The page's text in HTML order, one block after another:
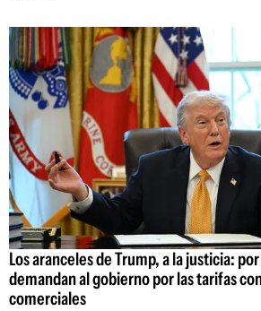
Los aranceles de Trump, a la justicia:
demandan al gobierno por las tarifas
comerciales